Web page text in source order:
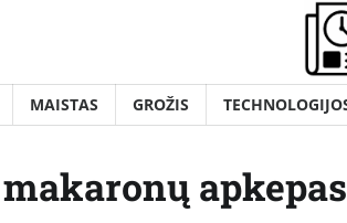
MAISTAS GROŽIS
apkepas